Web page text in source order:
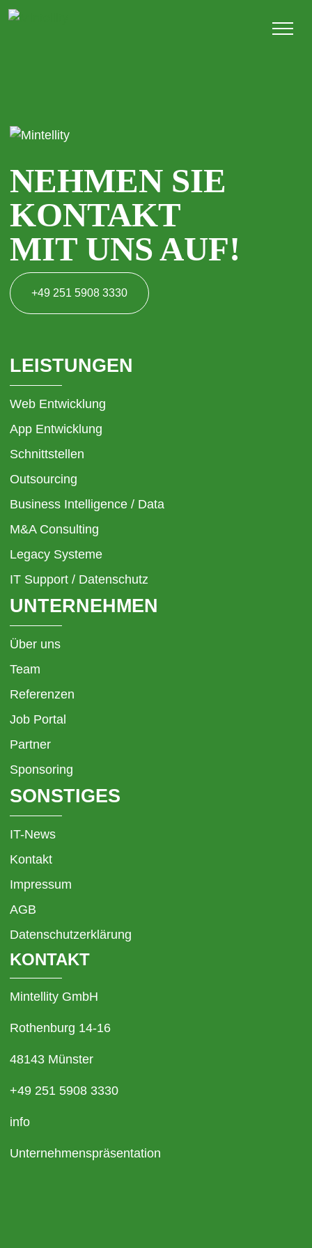
NEHMEN SIE
KONTAKT
MIT UNS AUF!
+49 251 5908 3330
LEISTUNGEN
Web Entwicklung
App Entwicklung
Schnittstellen
Outsourcing
Business Intelligence / Data
M&A Consulting
Legacy Systeme
IT Support / Datenschutz
UNTERNEHMEN
Über uns
Team
Referenzen
Job Portal
Partner
Sponsoring
SONSTIGES
IT-News
Kontakt
Impressum
AGB
Datenschutzerklärung
KONTAKT
Mintellity GmbH
Rothenburg 14-16
48143 Münster
+49 251 5908 3330
info
Unternehmenspräsentation